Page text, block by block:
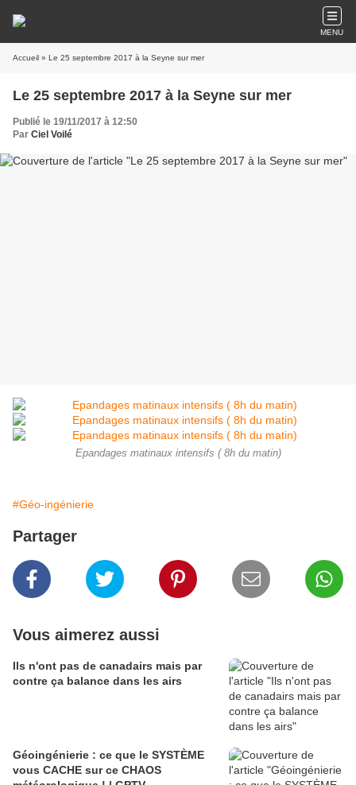
MENU
Accueil » Le 25 septembre 2017 à la Seyne sur mer
Le 25 septembre 2017 à la Seyne sur mer
Publié le 19/11/2017 à 12:50
Par Ciel Voilé
Epandages matinaux intensifs ( 8h du matin)
#Géo-ingénierie
Partager
Vous aimerez aussi
Ils n'ont pas de canadairs mais par
contre ça balance dans les airs
Géoingénierie : ce que le SYSTÈME
vous CACHE sur ce CHAOS